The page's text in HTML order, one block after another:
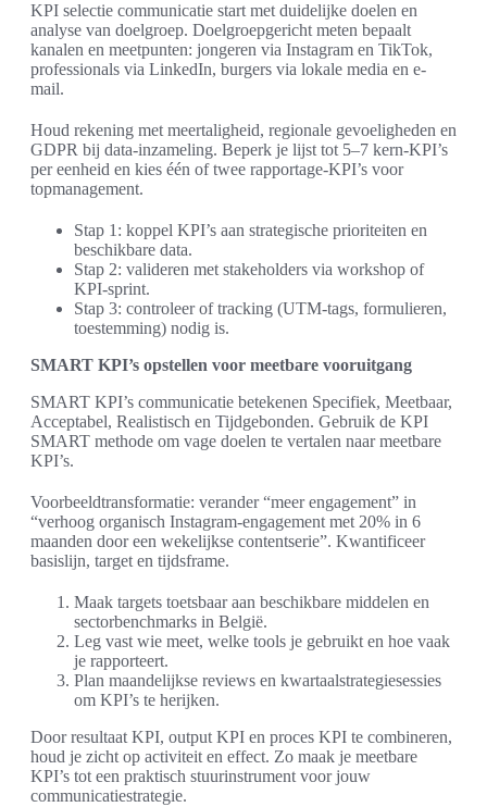
KPI selectie communicatie start met duidelijke doelen en
analyse van doelgroep. Doelgroepgericht meten bepaalt
kanalen en meetpunten: jongeren via Instagram en TikTok,
professionals via LinkedIn, burgers via lokale media en e-
mail.
Houd rekening met meertaligheid, regionale gevoeligheden en
GDPR bij data-inzameling. Beperk je lijst tot 5–7 kern-KPI’s
per eenheid en kies één of twee rapportage-KPI’s voor
topmanagement.
Stap 1: koppel KPI’s aan strategische prioriteiten en
beschikbare data.
Stap 2: valideren met stakeholders via workshop of
KPI-sprint.
Stap 3: controleer of tracking (UTM-tags, formulieren,
toestemming) nodig is.
SMART KPI’s opstellen voor meetbare vooruitgang
SMART KPI’s communicatie betekenen Specifiek, Meetbaar,
Acceptabel, Realistisch en Tijdgebonden. Gebruik de KPI
SMART methode om vage doelen te vertalen naar meetbare
KPI’s.
Voorbeeldtransformatie: verander “meer engagement” in
“verhoog organisch Instagram-engagement met 20% in 6
maanden door een wekelijkse contentserie”. Kwantificeer
basislijn, target en tijdsframe.
Maak targets toetsbaar aan beschikbare middelen en
sectorbenchmarks in België.
Leg vast wie meet, welke tools je gebruikt en hoe vaak
je rapporteert.
Plan maandelijkse reviews en kwartaalstrategiesessies
om KPI’s te herijken.
Door resultaat KPI, output KPI en proces KPI te combineren,
houd je zicht op activiteit en effect. Zo maak je meetbare
KPI’s tot een praktisch stuurinstrument voor jouw
communicatiestrategie.